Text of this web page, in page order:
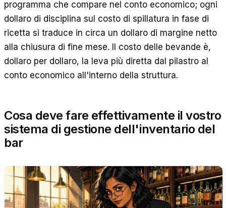
programma che compare nel conto economico; ogni
dollaro di disciplina sul costo di spillatura in fase di
ricetta si traduce in circa un dollaro di margine netto
alla chiusura di fine mese. Il costo delle bevande è,
dollaro per dollaro, la leva più diretta dal pilastro al
conto economico all'interno della struttura.
Cosa deve fare effettivamente il vostro
sistema di gestione dell'inventario del
bar